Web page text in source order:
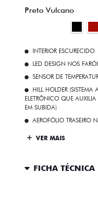
Preto Vulcano
INTERIOR ESCURECIDO
LED DESIGN NOS
SENSOR DE
HILL HOLDER
ELETRÔNICO QUE
EM SUBIDA)
AEROFÓLIO TRASEIRO
VER MAIS
FICHA TÉCNICA